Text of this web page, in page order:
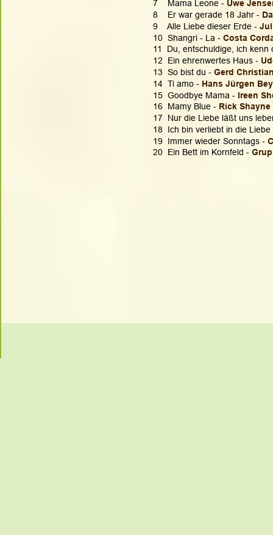
7    Mama Leone - Uwe
8    Er war gerade 18 Jahr -
9    Alle Liebe dieser Erde -
10  Shangri - La - Costa
11  Du, entschuldige, ich kenn
12  Ein ehrenwertes Haus -
13  So bist du - Gerd
14  Ti amo - Hans Jürgen
15  Goodbye Mama - Ireen
16  Mamy Blue - Rick Shayne
17  Nur die Liebe läßt uns
18  Ich bin verliebt in die
19  Immer wieder Sonntags -
20  Ein Bett im Kornfeld -